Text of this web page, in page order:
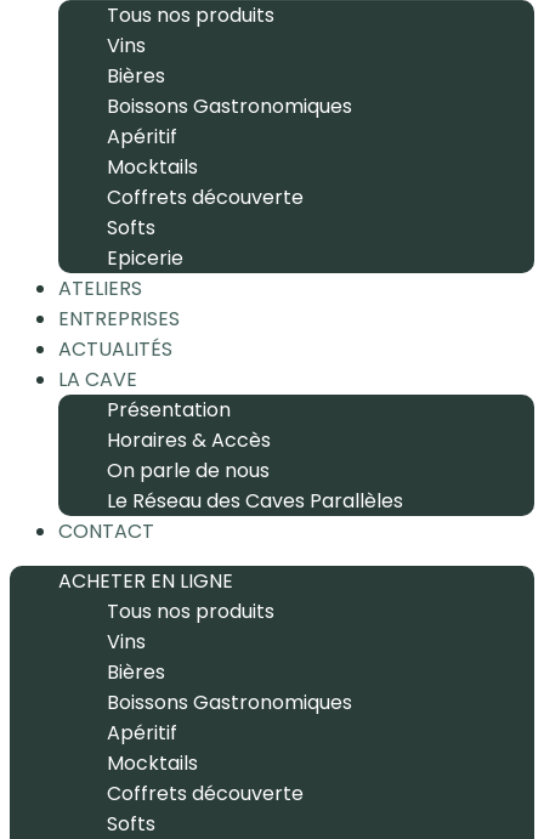
Tous nos produits
Vins
Bières
Boissons Gastronomiques
Apéritif
Mocktails
Coffrets découverte
Softs
Epicerie
ATELIERS
ENTREPRISES
ACTUALITÉS
LA CAVE
Présentation
Horaires & Accès
On parle de nous
Le Réseau des Caves Parallèles
CONTACT
ACHETER EN LIGNE
Tous nos produits
Vins
Bières
Boissons Gastronomiques
Apéritif
Mocktails
Coffrets découverte
Softs